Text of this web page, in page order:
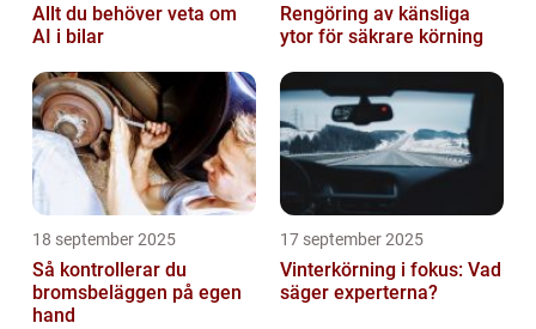
Allt du behöver veta om
AI i bilar
Rengöring av känsliga
ytor för säkrare körning
18 september 2025
Så kontrollerar du
bromsbeläggen på egen
hand
17 september 2025
Vinterkörning i fokus: Vad
säger experterna?